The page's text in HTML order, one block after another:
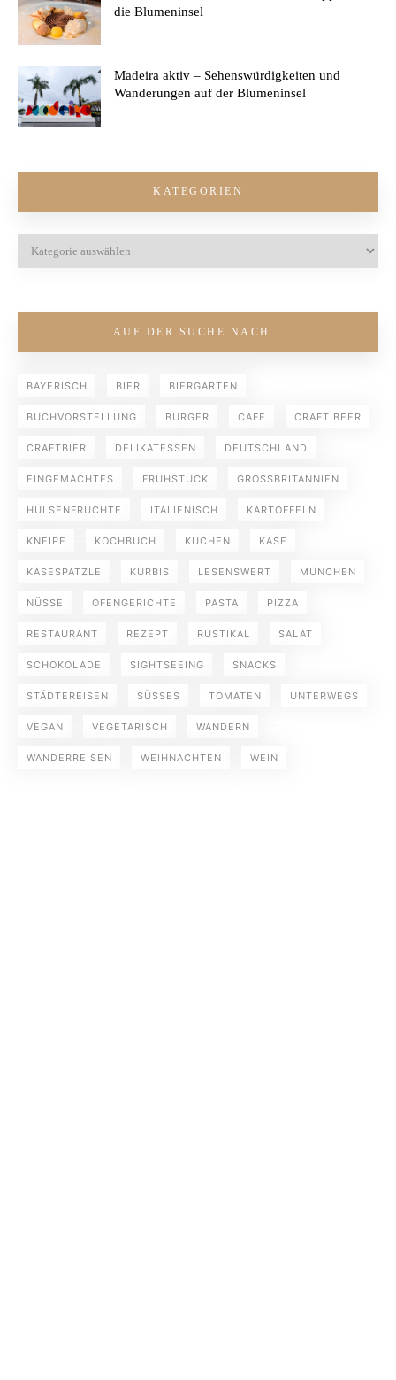
die Blumeninsel
Madeira aktiv – Sehenswürdigkeiten und
Wanderungen auf der Blumeninsel
KATEGORIEN
AUF DER SUCHE NACH…
BAYERISCH BIER BIERGARTEN
BUCHVORSTELLUNG BURGER CAFE CRAFT BEER
CRAFTBIER DELIKATESSEN DEUTSCHLAND
EINGEMACHTES FRÜHSTÜCK GROSSBRITANNIEN
HÜLSENFRÜCHTE ITALIENISCH KARTOFFELN
KNEIPE KOCHBUCH KUCHEN KÄSE
KÄSESPÄTZLE KÜRBIS LESENSWERT MÜNCHEN
NÜSSE OFENGERICHTE PASTA PIZZA
RESTAURANT REZEPT RUSTIKAL SALAT
SCHOKOLADE SIGHTSEEING SNACKS
STÄDTEREISEN SÜSSES TOMATEN UNTERWEGS
VEGAN VEGETARISCH WANDERN
WANDERREISEN WEIHNACHTEN WEIN